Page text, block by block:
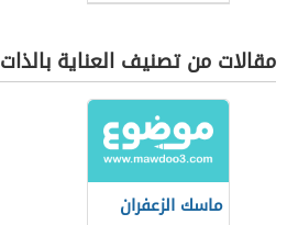
مقالات من تصنيف العناية بالذات
ماسك الزعفران